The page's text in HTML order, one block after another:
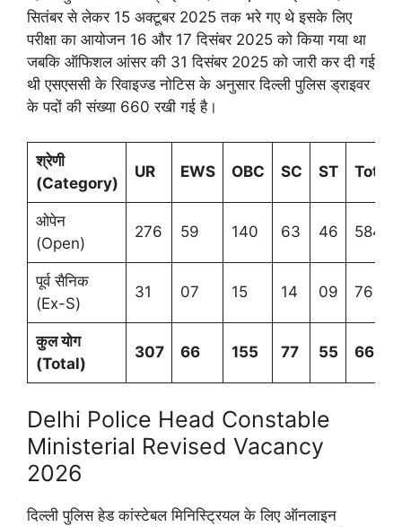
सितंबर से लेकर 15 अक्टूबर 2025 तक भरे गए थे इसके लिए
परीक्षा का आयोजन 16 और 17 दिसंबर 2025 को किया गया था
जबकि ऑफिशल आंसर की 31 दिसंबर 2025 को जारी कर दी गई
थी एसएससी के रिवाइज्ड नोटिस के अनुसार दिल्ली पुलिस ड्राइवर
के पदों की संख्या 660 रखी गई है।
श्रेणी
(Category)
UR EWS OBC SC ST Total
ओपेन
(Open)
276 59 140 63 46 584
पूर्व सैनिक
(Ex-S)
31 07 15 14 09 76
कुल योग
(Total)
307 66 155 77 55 660
Delhi Police Head Constable
Ministerial Revised Vacancy
2026
दिल्ली पुलिस हेड कांस्टेबल मिनिस्ट्रियल के लिए ऑनलाइन